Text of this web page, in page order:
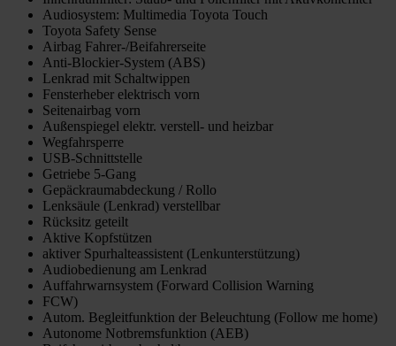
Audiosystem: Multimedia Toyota Touch
Toyota Safety Sense
Airbag Fahrer-/Beifahrerseite
Anti-Blockier-System (ABS)
Lenkrad mit Schaltwippen
Fensterheber elektrisch vorn
Seitenairbag vorn
Außenspiegel elektr. verstell- und heizbar
Wegfahrsperre
USB-Schnittstelle
Getriebe 5-Gang
Gepäckraumabdeckung / Rollo
Lenksäule (Lenkrad) verstellbar
Rücksitz geteilt
Aktive Kopfstützen
aktiver Spurhalteassistent (Lenkunterstützung)
Audiobedienung am Lenkrad
Auffahrwarnsystem (Forward Collision Warning
FCW)
Autom. Begleitfunktion der Beleuchtung (Follow me home)
Autonome Notbremsfunktion (AEB)